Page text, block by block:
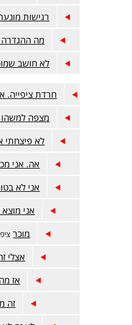
רגישות
מה ההגדרה
לא חושב
חרדת ציפייה.
מצפה
לא פיצחתי
אה. אני
אני לא
אני
מוכר
אצלי
אז
זה